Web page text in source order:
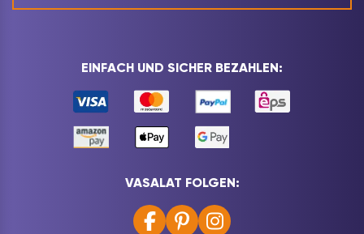
EINFACH UND SICHER BEZAHLEN:
VASALAT FOLGEN: